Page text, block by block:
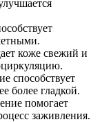
коже свежий и
способствует
более гладкой.
помогает
заживления.